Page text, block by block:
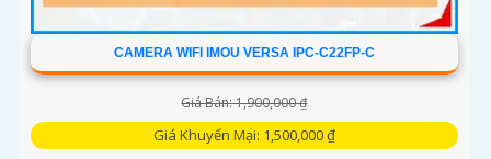
CAMERA WIFI IMOU VERSA IPC-C22FP-C
Giá Bán: 1,900,000 ₫
Giá Khuyến Mại: 1,500,000 ₫